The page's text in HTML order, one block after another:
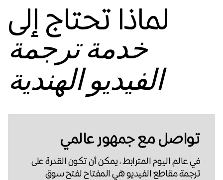
لماذا تحتاج إلى
خدمة ترجمة
الفيديو الهندية
تواصل مع جمهور عالمي
في عالم اليوم المترابط ، يمكن أن تكون القدرة على
ترجمة مقاطع الفيديو هي المفتاح لفتح سوق